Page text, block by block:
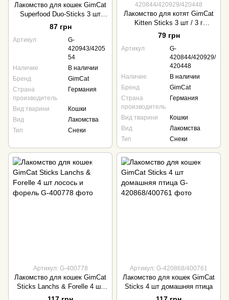
Лакомство для кошек GimCat
Superfood Duo-Sticks 3 шт
лосось
87 грн
Артикул
G-
420943/4205
54
Наличие
В наличии
Бренд
GimCat
Страна
производитель
Германия
Вид тварини
Кошки
Вид
Лакомства
Тип
Снеки
420844/420929/420448
Лакомство для котят GimCat
Kitten Sticks 3 шт / 3 г
индейка
79 грн
Артикул
G-
420844/420929/
420448
Наличие
В наличии
Бренд
GimCat
Страна
производитель
Германия
Вид тварини
Кошки
Вид
Лакомства
Тип
Снеки
Артикул: G-400778
Лакомство для кошек GimCat
Sticks Lanchs & Forelle 4 шт
лосось и форель
Артикул: G-420868/400761
Лакомство для кошек GimCat
Sticks 4 шт домашняя птица